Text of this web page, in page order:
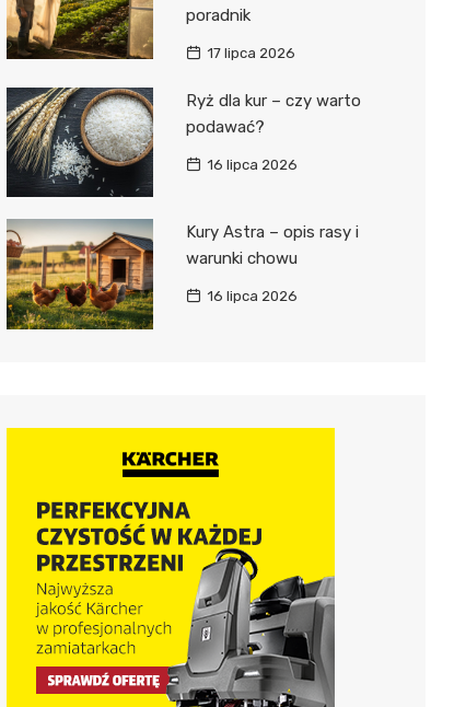
poradnik
17 lipca 2026
Ryż dla kur – czy warto
podawać?
16 lipca 2026
Kury Astra – opis rasy i
warunki chowu
16 lipca 2026